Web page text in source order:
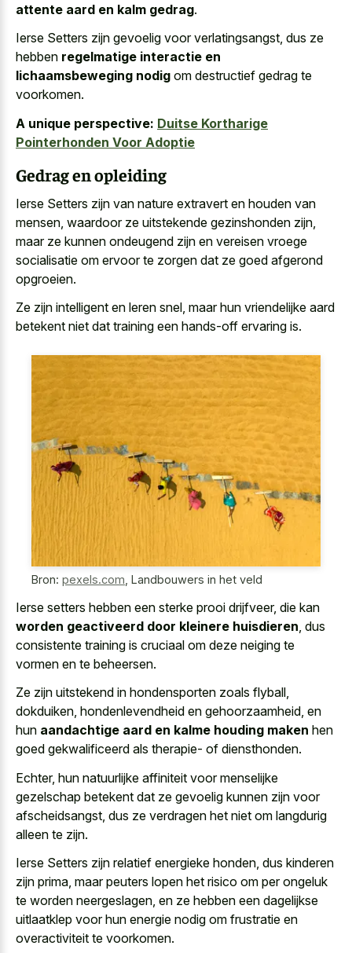
attente aard en kalm gedrag.
Ierse Setters zijn gevoelig voor verlatingsangst, dus ze
hebben regelmatige interactie en
lichaamsbeweging nodig om destructief gedrag te
voorkomen.
A unique perspective: Duitse Kortharige
Pointerhonden Voor Adoptie
Gedrag en opleiding
Ierse Setters zijn van nature extravert en houden van
mensen, waardoor ze uitstekende gezinshonden zijn,
maar ze kunnen ondeugend zijn en vereisen vroege
socialisatie om ervoor te zorgen dat ze goed afgerond
opgroeien.
Ze zijn intelligent en leren snel, maar hun vriendelijke aard
betekent niet dat training een hands-off ervaring is.
Bron: pexels.com Landbouwers in het veld
Ierse setters hebben een sterke prooi drijfveer, die kan
worden geactiveerd door kleinere huisdieren , dus
consistente training is cruciaal om deze neiging te
vormen en te beheersen.
Ze zijn uitstekend in hondensporten zoals flyball,
dokduiken, hondenlevendheid en gehoorzaamheid, en
hun aandachtige aard en kalme houding maken hen
goed gekwalificeerd als therapie- of diensthonden.
Echter, hun natuurlijke affiniteit voor menselijke
gezelschap betekent dat ze gevoelig kunnen zijn voor
afscheidsangst, dus ze verdragen het niet om langdurig
alleen te zijn.
Ierse Setters zijn relatief energieke honden, dus kinderen
zijn prima, maar peuters lopen het risico om per ongeluk
te worden neergeslagen, en ze hebben een dagelijkse
uitlaatklep voor hun energie nodig om frustratie en
overactiviteit te voorkomen.